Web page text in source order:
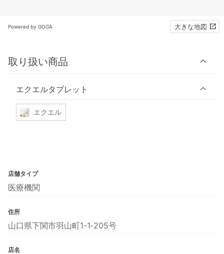
Powered by GOGA 大きな地図
取り扱い商品
エクエルタブレット
エクエル
店舗タイプ
医療機関
住所
山口県下関市羽山町1-1‐205号
店名